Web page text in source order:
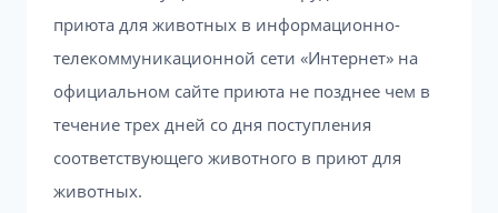
приюта для животных в информационно-
телекоммуникационной сети «Интернет» на
официальном сайте приюта не позднее чем в
течение трех дней со дня поступления
соответствующего животного в приют для
животных.